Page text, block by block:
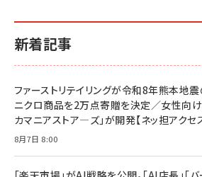
新着記事
ファーストリテイリングが令和8年熊本地
ニクロ商品を2万点寄贈を決定／女性向け
カマニアストア―ズ」が開発【ネッ担アクセ
8月7日 8:00